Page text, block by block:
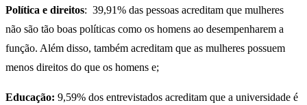
Política e direitos: 39,91% das pessoas acreditam que mulheres
não são tão boas políticas como os homens ao desempenharem a
função. Além disso, também acreditam que as mulheres possuem
menos direitos do que os homens e;
Educação: 9,59% dos entrevistados acreditam que a universidade é